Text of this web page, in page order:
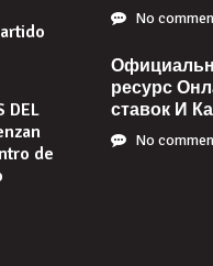
DEL
de
No
ресурс
ставок И
No